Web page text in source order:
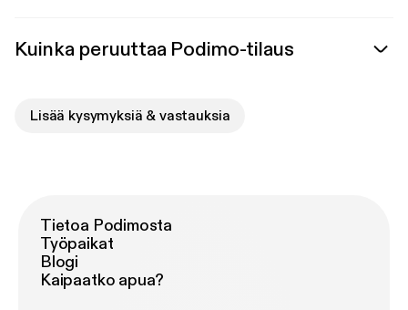
Kuinka peruuttaa Podimo-tilaus
Lisää kysymyksiä & vastauksia
Tietoa Podimosta
Työpaikat
Blogi
Kaipaatko apua?